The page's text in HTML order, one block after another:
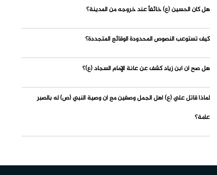
هل كان الحسين (ع) خائفاً عند خروجه من المدينة؟
كيف تستوعب النصوص المحدودة الوقائع المتجددة؟
هل صح أن ابن زياد كشف عن عانة الإمام السجاد (ع)؟
لماذا قاتل علي (ع) أهل الجمل وصفين مع أن وصية النبي (ص) له بالصبر
عامة؟